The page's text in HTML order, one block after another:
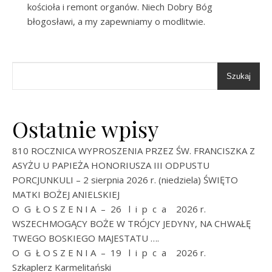
kościoła i remont organów. Niech Dobry Bóg
błogosławi, a my zapewniamy o modlitwie.
Szukaj
Ostatnie wpisy
810 ROCZNICA WYPROSZENIA PRZEZ ŚW. FRANCISZKA Z
ASYŻU U PAPIEŻA HONORIUSZA III ODPUSTU
PORCJUNKULI – 2 sierpnia 2026 r. (niedziela) ŚWIĘTO
MATKI BOŻEJ ANIELSKIEJ
O G Ł O S Z E N I A – 26 l i p c a 2026 r.
WSZECHMOGĄCY BOŻE W TRÓJCY JEDYNY, NA CHWAŁĘ
TWEGO BOSKIEGO MAJESTATU ….
O G Ł O S Z E N I A – 19 l i p c a 2026 r.
Szkaplerz Karmelitański